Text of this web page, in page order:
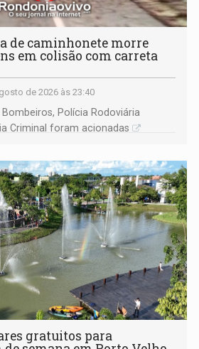
de caminhonete morre
em colisão com carreta
de 2026 às 23:40
Polícia Rodoviária
Criminal foram acionadas
gratuitos para